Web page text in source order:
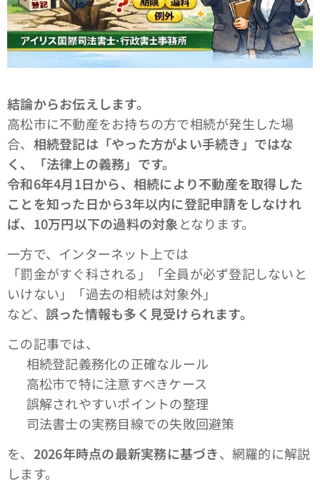
結論からお伝えします。
高松市に不動産をお持ちの方で相続が発生した場
合、 相続登記は「やった方がよい手続き」ではな
く、「法律上の義務」です。
令和6年4月1日から、相続により不動産を取得した
ことを知った日から3年以内に登記申請をしなけれ
ば、10万円以下の過料の対象となります。
一方で、インターネット上では
「罰金がすぐ科される」「全員が必ず登記しないと
いけない」「過去の相続は対象外」
など、 誤った情報も多く見受けられます。
この記事では、
✔ 相続登記義務化の正確なルール
✔ 高松市で特に注意すべきケース
✔ 誤解されやすいポイントの整理
✔ 司法書士の実務目線での失敗回避策
を、 2026年時点の最新実務に基づき、網羅的に解説
します。